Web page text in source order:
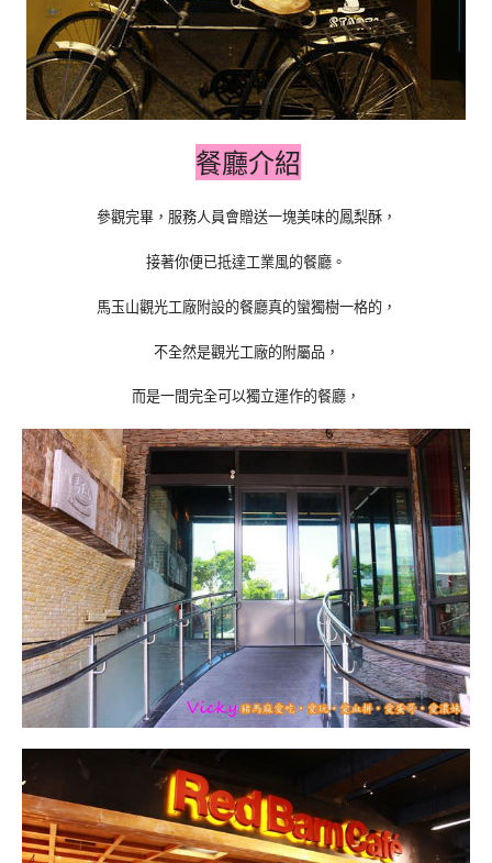
餐廳介紹
參觀完畢，服務人員會贈送一塊美味的鳳梨酥，
接著你便已抵達工業風的餐廳。
馬玉山觀光工廠附設的餐廳真的蠻獨樹一格的，
不全然是觀光工廠的附屬品，
而是一間完全可以獨立運作的餐廳，